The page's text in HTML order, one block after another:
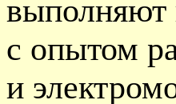
выполняют
с опытом
и